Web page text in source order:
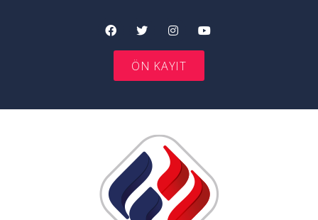
ÖN KAYIT